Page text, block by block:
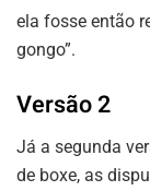
ela fosse então
gongo”.
Versão 2
Já a segunda
de boxe, as